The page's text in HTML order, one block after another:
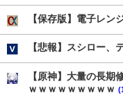
【保存版】電子レン
【悲報】スシロー、
【原神】大量の長期
ｗｗｗｗｗｗｗｗｗ